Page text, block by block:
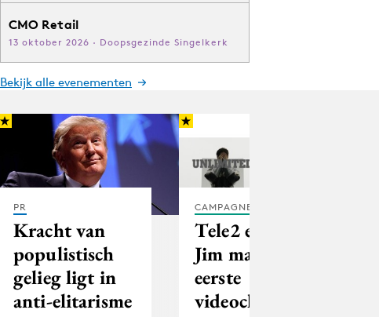
CMO Retail
13 oktober 2026 · Doopsgezinde Singelkerk
Bekijk alle evenementen
PR
Kracht van
populistisch
gelieg ligt in
anti-elitarisme
CAMPAGNES
Tele2 en Gotu
Jim maken
eerste
videoclip die